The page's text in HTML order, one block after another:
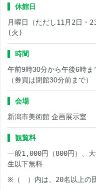
休館日
月曜日（ただし11 月 2日・
(火 )
時間
午前9時30分から午後6時ま
（券買は閉館30分前まで）
会場
新潟市美術館 企画展示室
観覧料
一般1,000円（800円）、
生以下無料
※ （ ）内は、 20名以上の